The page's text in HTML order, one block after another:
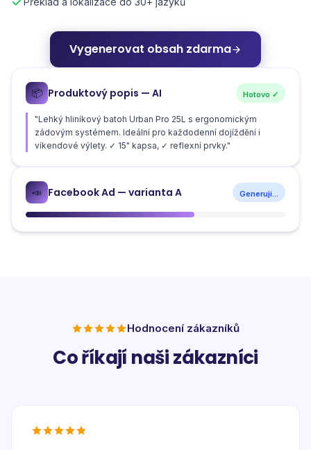
Vygenerovat obsah zdarma
📦 Produktový popis — AI Hotovo ✓
"Lehký hliníkový batoh Urban Pro 25L s ergonomickým
zádovým systémem. Ideální pro každodenní dojíždění i
víkendové výlety. ✓ 15" kapsa, ✓ reflexní prvky."
📣 Facebook Ad — varianta A Generuji...
Hodnocení zákazníků
Co říkají naši zákazníci